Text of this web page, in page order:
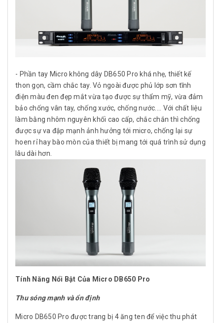
- Phần tay Micro không dây DB650 Pro khá nhẹ, thiết kế
thon gọn, cầm chắc tay. Vỏ ngoài được phủ lớp sơn tĩnh
điện màu đen đẹp mắt vừa tạo được sự thẩm mỹ, vừa đảm
bảo chống vân tay, chống xước, chống nước.... Với chất liệu
làm bằng nhôm nguyên khối cao cấp, chắc chắn thì chống
được sự va đập mạnh ảnh hưởng tới micro, chống lại sự
hoen rỉ hay bào mòn của thiết bị mang tới quá trình sử dụng
lâu dài hơn.
Tính Năng Nổi Bật Của Micro DB650 Pro
Thu sóng mạnh và ổn định
Micro DB650 Pro được trang bị 4 ăng ten để việc thu phát